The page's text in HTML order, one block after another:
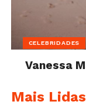
CELEBRIDADES
Vanessa
Mais Lidas